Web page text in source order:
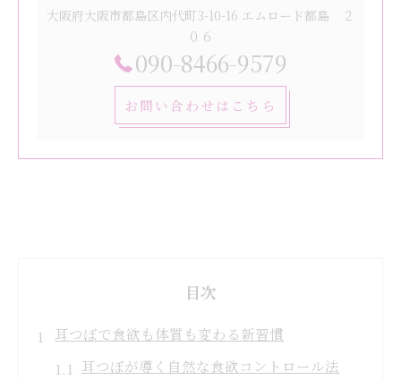
大阪府大阪市都島区内代町3-10-16 エムロード都島 ２
０６
090-8466-9579
お問い合わせはこちら
目次
耳つぼで食欲も体質も変わる新習慣
耳つぼが導く自然な食欲コントロール法